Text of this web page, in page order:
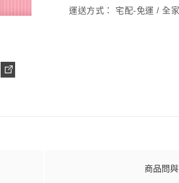
運送方式：
宅配-免運 / 全
商品問